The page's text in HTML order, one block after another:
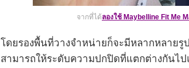
จากที่ได้ลองใช้ Maybelline Fit Me
โดยรองพื้นที่วางจำหน่ายก็จะมีหลากหลายรู
สามารถให้ระดับความปกปิดที่แตกต่างกันไ